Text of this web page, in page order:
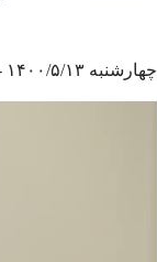
چهارشنبه ۱۴۰۰/۵/۱۳ - ۸:۲۹